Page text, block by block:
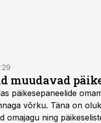
muudavad
päikesepaneelide
võrku. Täna on
omajagu ning